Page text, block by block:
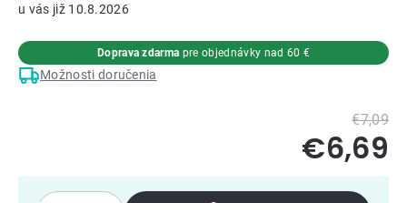
10.8.2026
Možnosti doručenia
Doprava zdarma pre objednávky nad 60 €
€7,09
€6,69